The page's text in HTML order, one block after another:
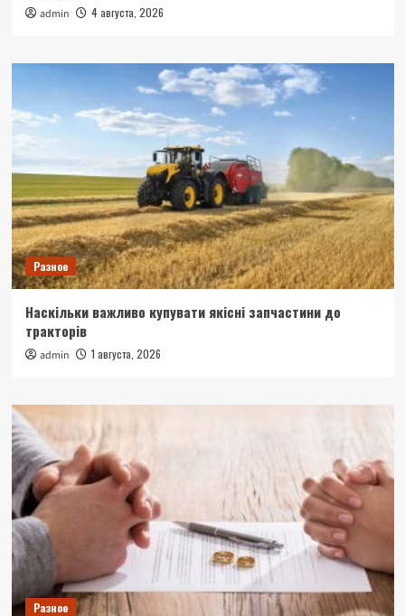
admin 4 августа, 2026
Разное
Наскільки важливо купувати якісні запчастини до
тракторів
admin 1 августа, 2026
Разное